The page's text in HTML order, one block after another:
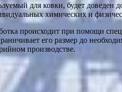
для ковки, будет
химических и
происходит при помощи
его размер до
производстве.